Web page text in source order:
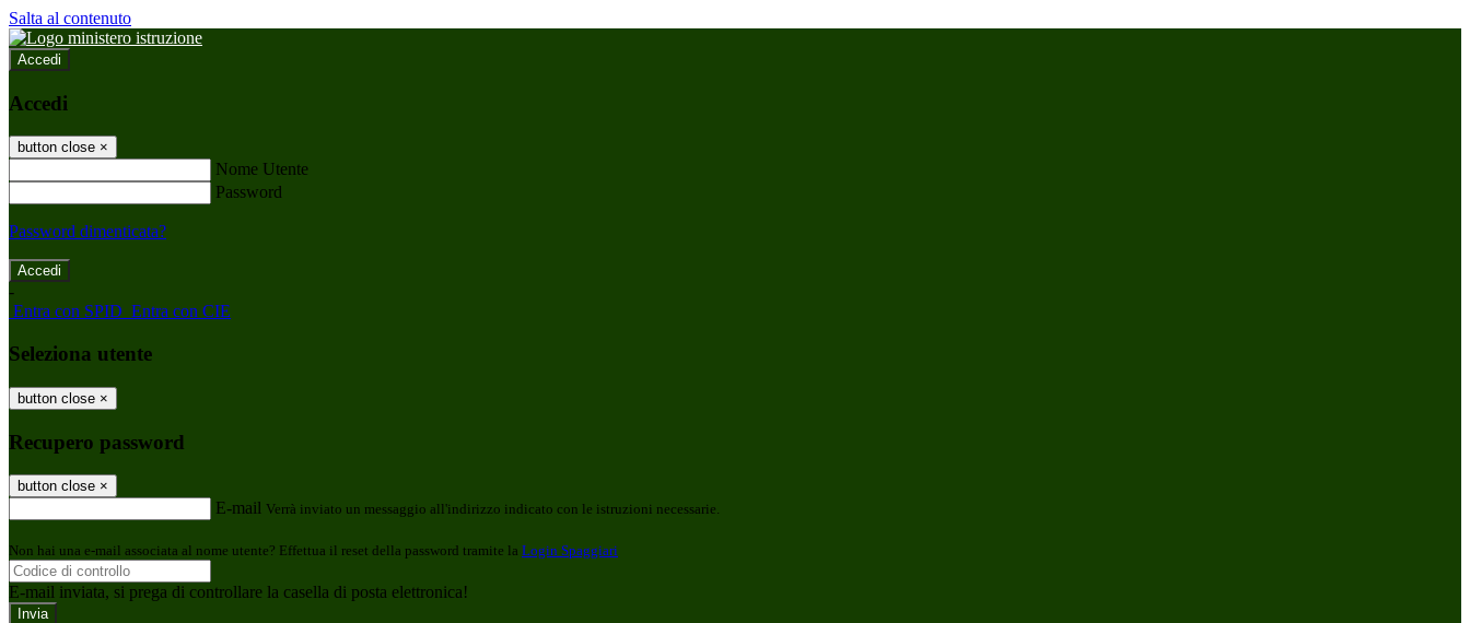
Salta al contenuto
Accedi
Accedi
button close ×
Nome Utente
Password
Password dimenticata?
-
Entra con SPID Entra con CIE
Seleziona utente
button close ×
Recupero password
button close ×
E-mail Verrà inviato un messaggio all'indirizzo indicato con le istruzioni necessarie.
Non hai una e-mail associata al nome utente? Effettua il reset della password tramite la Login Spaggiari
E-mail inviata, si prega di controllare la casella di posta elettronica!